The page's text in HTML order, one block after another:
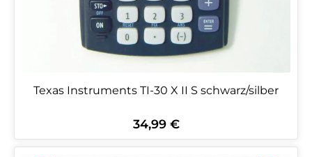
Texas Instruments TI-30 X II S schwarz/silber
Regulärer Preis:
34,99 €